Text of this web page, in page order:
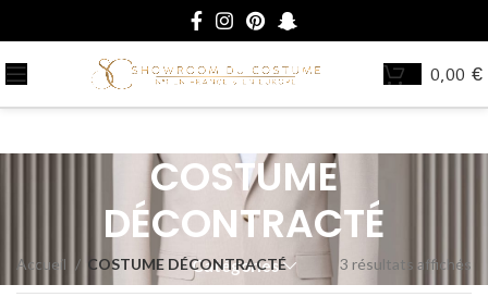
0,00 €
COSTUME
DÉCONTRACTÉ
Catégories
Accueil COSTUME DÉCONTRACTÉ 3 résultats affichés